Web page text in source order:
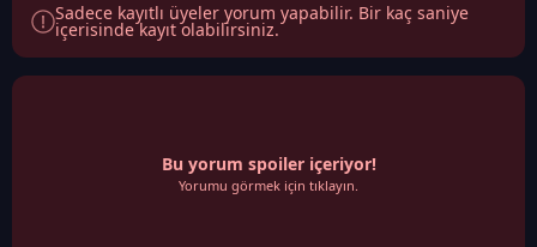
Sadece kayıtlı üyeler yorum yapabilir. Bir kaç saniye
içerisinde kayıt olabilirsiniz.
Bu yorum spoiler içeriyor!
Yorumu görmek için tıklayın.